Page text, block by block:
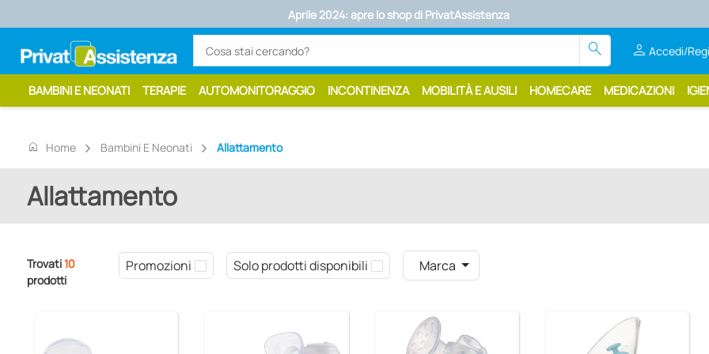
Aprile 2024: apre lo shop di PrivatAssistenza
search person Accedi/
BAMBINI E NEONATI TERAPIE AUTOMONITORAGGIO INCONTINENZA MOBILITÀ E AUSILI HOMECARE MEDICAZIONI
home Home Bambini E Neonati Allattamento
Allattamento
Trovati10
prodotti
Promozioni Solo prodotti disponibili Marca